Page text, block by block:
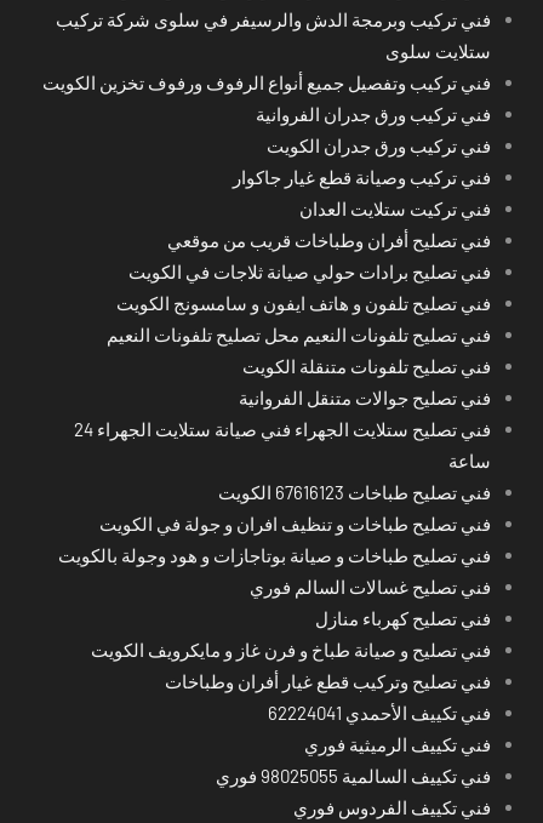
فني تركيب وبرمجة الدش والرسيفر في سلوى شركة تركيب
ستلايت سلوى
فني تركيب وتفصيل جميع أنواع الرفوف ورفوف تخزين الكويت
فني تركيب ورق جدران الفروانية
فني تركيب ورق جدران الكويت
فني تركيب وصيانة قطع غيار جاكوار
فني تركيت ستلايت العدان
فني تصليح أفران وطباخات قريب من موقعي
فني تصليح برادات حولي صيانة ثلاجات في الكويت
فني تصليح تلفون و هاتف ايفون و سامسونج الكويت
فني تصليح تلفونات النعيم محل تصليح تلفونات النعيم
فني تصليح تلفونات متنقلة الكويت
فني تصليح جوالات متنقل الفروانية
فني تصليح ستلايت الجهراء فني صيانة ستلايت الجهراء 24
ساعة
فني تصليح طباخات 67616123 الكويت
فني تصليح طباخات و تنظيف افران و جولة في الكويت
فني تصليح طباخات و صيانة بوتاجازات و هود وجولة بالكويت
فني تصليح غسالات السالم فوري
فني تصليح كهرباء منازل
فني تصليح و صيانة طباخ و فرن غاز و مايكرويف الكويت
فني تصليح وتركيب قطع غيار أفران وطباخات
فني تكييف الأحمدي 62224041
فني تكييف الرميثية فوري
فني تكييف السالمية 98025055 فوري
فني تكييف الفردوس فوري